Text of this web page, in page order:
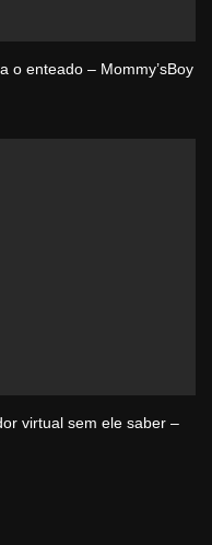
o enteado – Mommy’sBoy
virtual sem ele saber –